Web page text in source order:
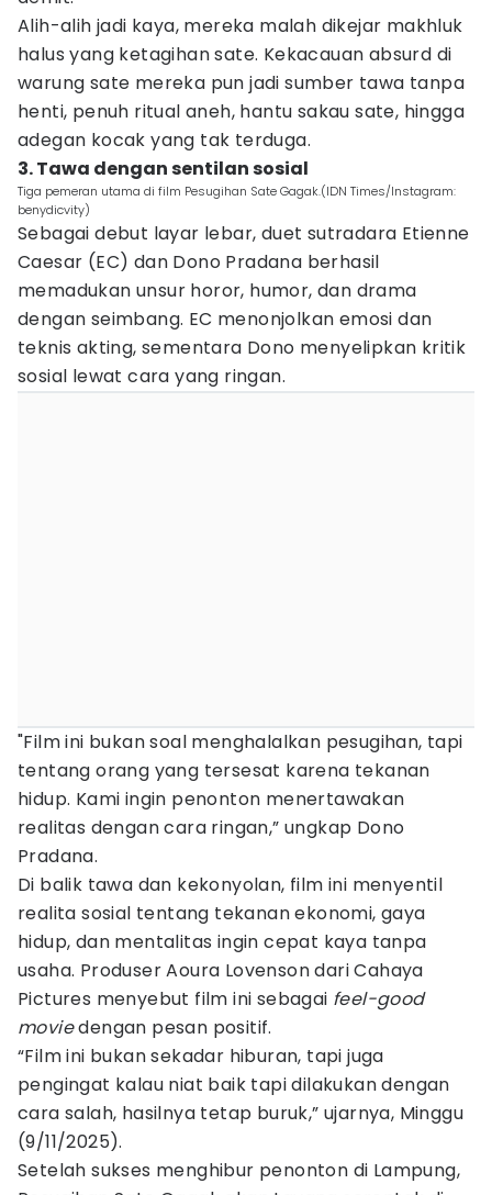
Alih-alih jadi kaya, mereka malah dikejar makhluk
halus yang ketagihan sate. Kekacauan absurd di
warung sate mereka pun jadi sumber tawa tanpa
henti, penuh ritual aneh, hantu sakau sate, hingga
adegan kocak yang tak terduga.
3. Tawa dengan sentilan sosial
Tiga pemeran utama di film Pesugihan Sate Gagak.(IDN Times/Instagram:
benydicvity)
Sebagai debut layar lebar, duet sutradara Etienne
Caesar (EC) dan Dono Pradana berhasil
memadukan unsur horor, humor, dan drama
dengan seimbang. EC menonjolkan emosi dan
teknis akting, sementara Dono menyelipkan kritik
sosial lewat cara yang ringan.
"Film ini bukan soal menghalalkan pesugihan, tapi
tentang orang yang tersesat karena tekanan
hidup. Kami ingin penonton menertawakan
realitas dengan cara ringan,” ungkap Dono
Pradana.
Di balik tawa dan kekonyolan, film ini menyentil
realita sosial tentang tekanan ekonomi, gaya
hidup, dan mentalitas ingin cepat kaya tanpa
usaha. Produser Aoura Lovenson dari Cahaya
Pictures menyebut film ini sebagai feel-good
moviedengan pesan positif.
“Film ini bukan sekadar hiburan, tapi juga
pengingat kalau niat baik tapi dilakukan dengan
cara salah, hasilnya tetap buruk,” ujarnya, Minggu
(9/11/2025).
Setelah sukses menghibur penonton di Lampung,